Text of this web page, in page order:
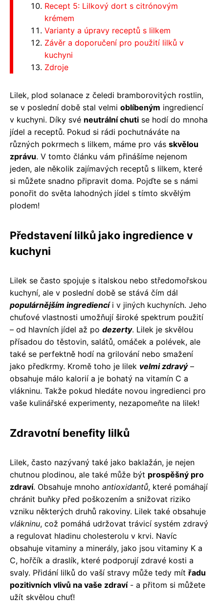
Recept 5: Lilkový dort s citrónovým
krémem
Varianty a úpravy receptů s lilkem
Závěr a doporučení pro použití lilků v
kuchyni
Zdroje
Lilek, plod solanace z čeledi bramborovitých rostlin,
se v poslední době stal velmi oblíbeným ingrediencí
v kuchyni. Díky své neutrální chuti se hodí do mnoha
jídel a receptů. Pokud si rádi pochutnáváte na
různých pokrmech s lilkem, máme pro vás skvělou
zprávu. V tomto článku vám přinášíme nejenom
jeden, ale několik zajímavých receptů s lilkem, které
si můžete snadno připravit doma. Pojďte se s námi
ponořit do světa lahodných jídel s tímto skvělým
plodem!
Představení lilků jako ingredience v
kuchyni
Lilek se často spojuje s italskou nebo středomořskou
kuchyní, ale v poslední době se stává čím dál
populárnějším ingrediencíi v jiných kuchyních. Jeho
chuťové vlastnosti umožňují široké spektrum použití
– od hlavních jídel až po dezerty. Lilek je skvělou
přísadou do těstovin, salátů, omáček a polévek, ale
také se perfektně hodí na grilování nebo smažení
jako předkrmy. Kromě toho je lilek velmi zdravý–
obsahuje málo kalorií a je bohatý na vitamín C a
vlákninu. Takže pokud hledáte novou ingredienci pro
vaše kulinářské experimenty, nezapomeňte na lilek!
Zdravotní benefity lilků
Lilek, často nazývaný také jako baklažán, je nejen
chutnou plodinou, ale také může být prospěšný pro
zdraví. Obsahuje mnoho antioxidantů, které pomáhají
chránit buňky před poškozením a snižovat riziko
vzniku některých druhů rakoviny. Lilek také obsahuje
vlákninu, což pomáhá udržovat trávicí systém zdravý
a regulovat hladinu cholesterolu v krvi. Navíc
obsahuje vitaminy a minerály, jako jsou vitaminy K a
C, hořčík a draslík, které podporují zdravé kosti a
svaly. Přidání lilků do vaší stravy může tedy mít řadu
pozitivních vlivů na vaše zdraví- a přitom si můžete
užít skvělou chuť!